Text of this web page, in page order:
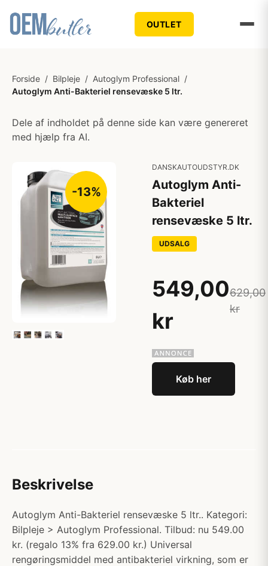
OUTLET
Forside / Bilpleje / Autoglym Professional /
Autoglym Anti-Bakteriel rensevæske 5 ltr.
Dele af indholdet på denne side kan være genereret
med hjælp fra AI.
-13%
DANSKAUTOUDSTYR.DK
Autoglym Anti-
Bakteriel
rensevæske 5 ltr.
UDSALG
549,00
kr
629,00
kr
Køb her
Beskrivelse
Autoglym Anti-Bakteriel rensevæske 5 ltr.. Kategori:
Bilpleje > Autoglym Professional. Tilbud: nu 549.00
kr. (regalo 13% fra 629.00 kr.) Universal
rengøringsmiddel med antibakteriel virkning, som er